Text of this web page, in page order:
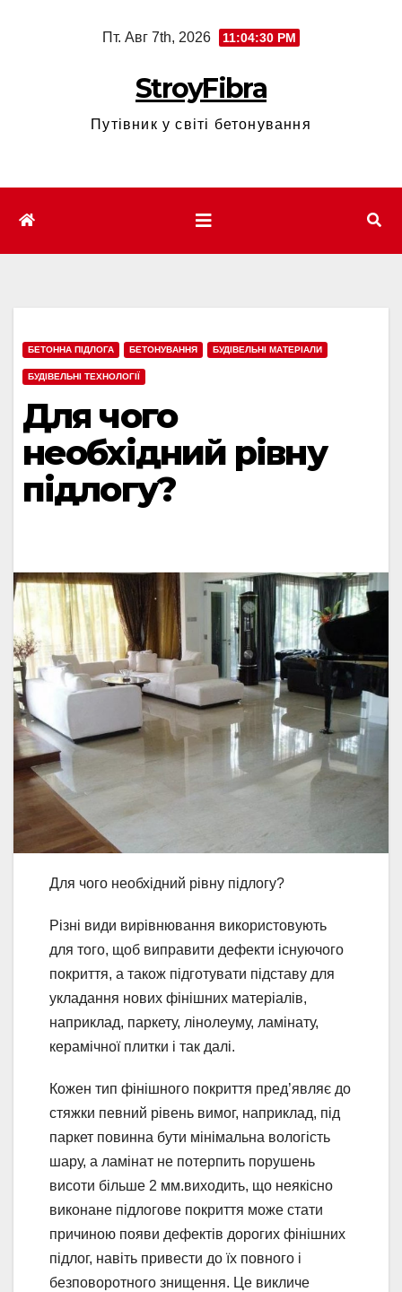
Пт. Авг 7th, 2026 11:04:31 PM
StroyFibra
Путівник у світі бетонування
БЕТОННА ПІДЛОГА БЕТОНУВАННЯ БУДІВЕЛЬНІ МАТЕРІАЛИ
БУДІВЕЛЬНІ ТЕХНОЛОГІЇ
Для чого
необхідний рівну
підлогу?
Для чого необхідний рівну підлогу?
Різні види вирівнювання використовують
для того, щоб виправити дефекти існуючого
покриття, а також підготувати підставу для
укладання нових фінішних матеріалів,
наприклад, паркету, лінолеуму, ламінату,
керамічної плитки і так далі.
Кожен тип фінішного покриття пред’являє до
стяжки певний рівень вимог, наприклад, під
паркет повинна бути мінімальна вологість
шару, а ламінат не потерпить порушень
висоти більше 2 мм.виходить, що неякісно
виконане підлогове покриття може стати
причиною появи дефектів дорогих фінішних
підлог, навіть привести до їх повного і
безповоротного знищення. Це викличе